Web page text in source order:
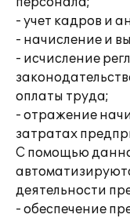
- учет кадров и
- начисление и
- исчисление
оплаты труда;
- отражение
затратах
С помощью
деятельности
- обеспечение